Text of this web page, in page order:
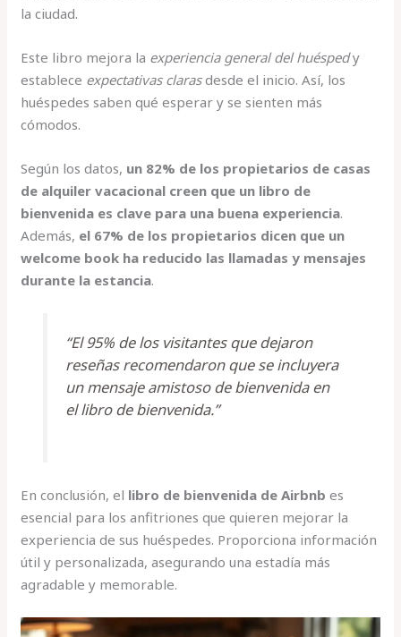
la ciudad.
Este libro mejora la experiencia general del huéspedy
establece expectativas clarasdesde el inicio. Así, los
huéspedes saben qué esperar y se sienten más
cómodos.
Según los datos, un 82% de los propietarios de casas
de alquiler vacacional creen que un libro de
bienvenida es clave para una buena experiencia.
Además, el 67% de los propietarios dicen que un
welcome book ha reducido las llamadas y mensajes
durante la estancia.
“El 95% de los visitantes que dejaron
reseñas recomendaron que se incluyera
un mensaje amistoso de bienvenida en
el libro de bienvenida.”
En conclusión, el libro de bienvenida de Airbnb es
esencial para los anfitriones que quieren mejorar la
experiencia de sus huéspedes. Proporciona información
útil y personalizada, asegurando una estadía más
agradable y memorable.